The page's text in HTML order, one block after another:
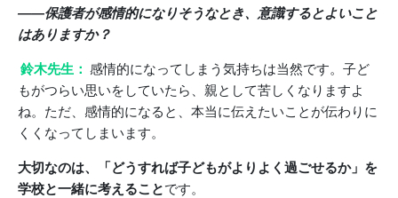
――保護者が感情的になりそうなとき、意識するとよいこと
はありますか？
鈴木先生： 感情的になってしまう気持ちは当然です。子ど
もがつらい思いをしていたら、親として苦しくなりますよ
ね。ただ、感情的になると、本当に伝えたいことが伝わりに
くくなってしまいます。
大切なのは、「どうすれば子どもがよりよく過ごせるか」を
学校と一緒に考えることです。